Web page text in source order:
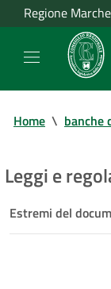
Regione Marche
Home \ banche
Leggi e
Estremi del